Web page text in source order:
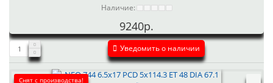
Наличие:
9240р.
Уведомить о наличии
Снят с производства!